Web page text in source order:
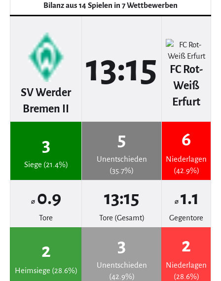
Bilanz aus 14 Spielen in 7 Wettbewerben
SV Werder
Bremen II
13:15
FC Rot-
Weiß
Erfurt
3
Siege (21.4%)
5
Unentschieden
(35.7%)
6
Niederlagen
(42.9%)
⌀ 0.9
Tore
13:15
Tore (Gesamt)
⌀ 1.1
Gegentore
2
Heimsiege (28.6%)
3
Unentschieden
(42.9%)
2
Niederlagen
(28.6%)